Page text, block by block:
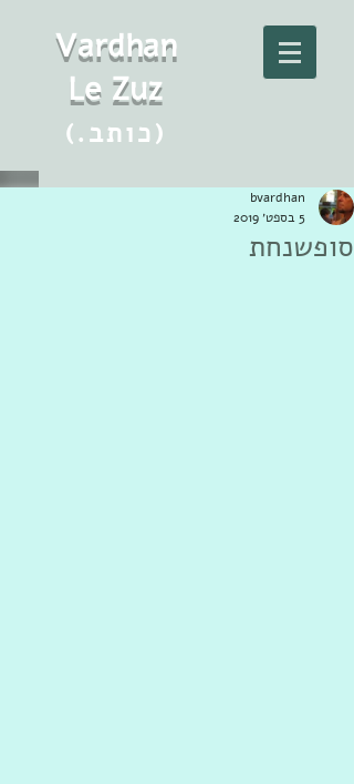
Vardhan
Le Zuz
(.כותב)
סופשנחת
bvardhan
5 בספט׳ 2019